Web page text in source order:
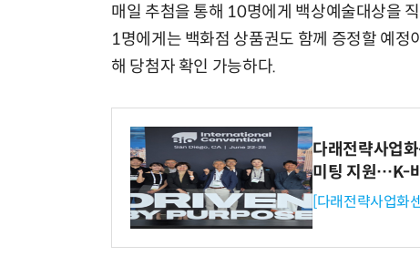
매일 추첨을 통해 10명에게 백상예술대상을
1명에게는 백화점 상품권도 함께 증정할 예
해 당첨자 확인 가능하다.
다래전략사업
미팅 지원…K-
[다래전략사업화